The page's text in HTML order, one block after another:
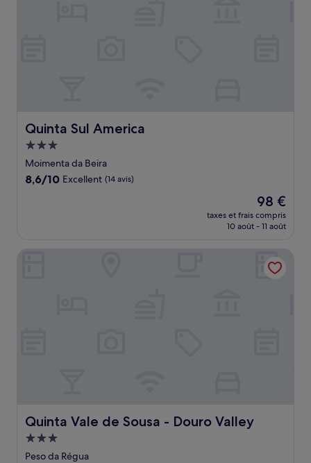
Quinta Sul America
Quinta Sul America
Hébergement
3.0 étoiles
Moimenta da Beira
8.6
8,6/10 Excellent (14 avis)
Le
nouveau
prix
de
98 €
98 €
taxes et frais compris
10 août - 11 août
Quinta Vale de Sousa - Douro Valley
Quinta Vale de Sousa - Douro Valley
Hébergement
3.0 étoiles
Peso da Régua